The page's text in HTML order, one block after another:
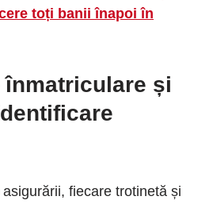
toți banii înapoi în
și
fiecare trotinetă și